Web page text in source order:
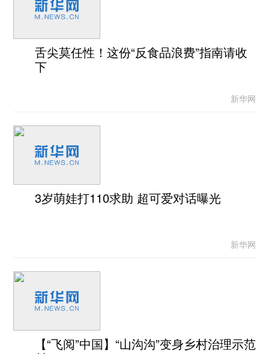
舌尖莫任性！这份“反食品浪费”指南请收
下
新华网
3岁萌娃打110求助 超可爱对话曝光
新华网
【“飞阅”中国】“山沟沟”变身乡村治理示范